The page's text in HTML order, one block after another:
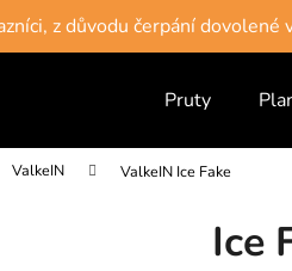
z důvodu čerpání
Pruty
ValkeIN ValkeIN Ice Fake
Ice